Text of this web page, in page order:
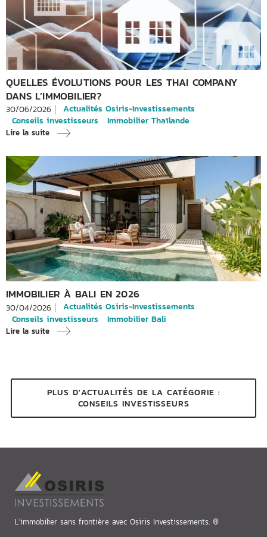
QUELLES ÉVOLUTIONS POUR LES THAI COMPANY
DANS L’IMMOBILIER?
30/06/2026
Actualités Osiris-Investissements
Conseils investisseurs
Immobilier Thaïlande
Lire la suite
IMMOBILIER À BALI EN 2026
30/04/2026
Actualités Osiris-Investissements
Conseils investisseurs
Immobilier Bali
Lire la suite
PLUS D'ACTUALITÉS DE LA CATÉGORIE :
CONSEILS INVESTISSEURS
L'immobilier sans frontière avec Osiris Investissements. ®